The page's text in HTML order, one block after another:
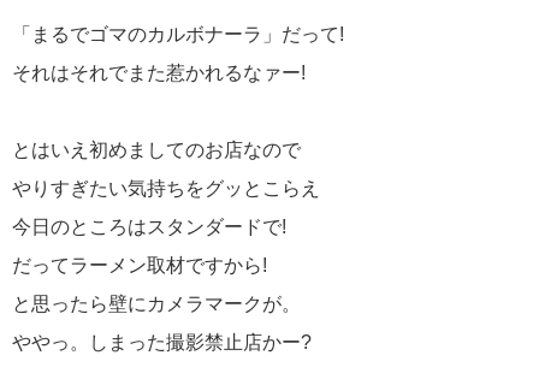
「まるでゴマのカルボナーラ」だって!
それはそれでまた惹かれるなァー!
とはいえ初めましてのお店なので
やりすぎたい気持ちをグッとこらえ
今日のところはスタンダードで!
だってラーメン取材ですから!
と思ったら壁にカメラマークが。
ややっ。しまった撮影禁止店かー?